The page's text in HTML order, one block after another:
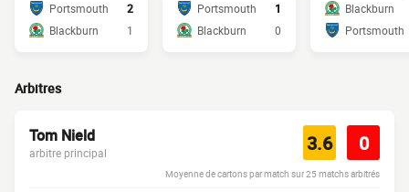
Portsmouth
2
Blackburn
1
Portsmouth
1
Blackburn
0
Blackburn
Portsmouth
Arbitres
Tom Nield
arbitre principal 3.6 0
Moyenne de cartons par match sur 25 matchs arbitrés